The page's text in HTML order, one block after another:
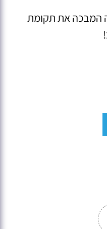
המבכה את תקומת